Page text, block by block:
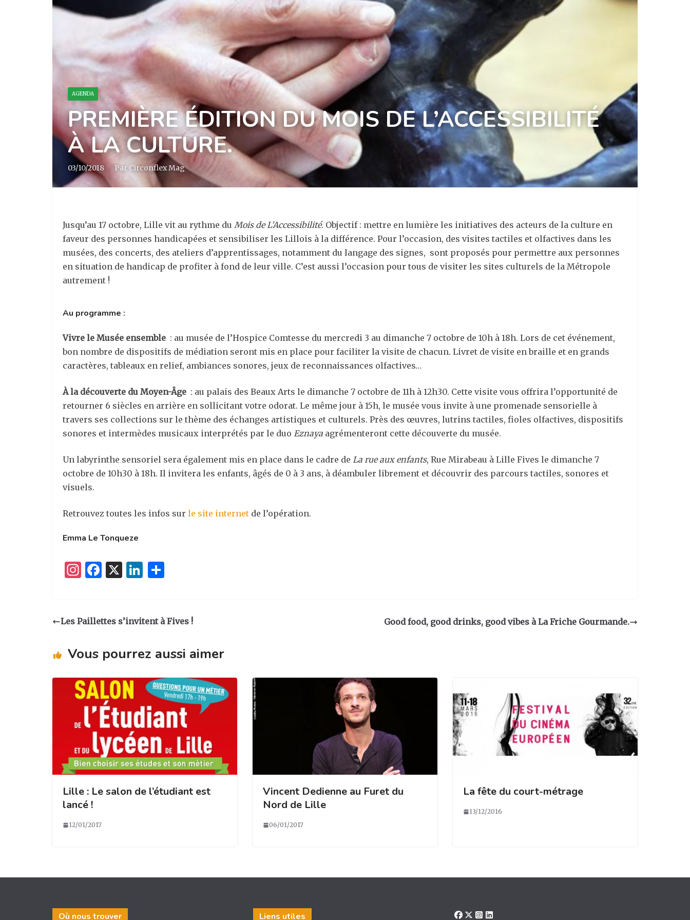
AGENDA
PREMIÈRE ÉDITION DU MOIS DE L’ACCESSIBILITÉ
À LA CULTURE.
03/10/2018 · Par Circonflex Mag
Jusqu’au 17 octobre, Lille vit au rythme du Mois de L’Accessibilité. Objectif : mettre en lumière les initiatives des acteurs de la culture en
faveur des personnes handicapées et sensibiliser les Lillois à la différence. Pour l’occasion, des visites tactiles et olfactives dans les
musées, des concerts, des ateliers d’apprentissages, notamment du langage des signes, sont proposés pour permettre aux personnes
en situation de handicap de profiter à fond de leur ville. C’est aussi l’occasion pour tous de visiter les sites culturels de la Métropole
autrement !
Au programme :
Vivre le Musée ensemble : au musée de l’Hospice Comtesse du mercredi 3 au dimanche 7 octobre de 10h à 18h. Lors de cet événement,
bon nombre de dispositifs de médiation seront mis en place pour faciliter la visite de chacun. Livret de visite en braille et en grands
caractères, tableaux en relief, ambiances sonores, jeux de reconnaissances olfactives…
À la découverte du Moyen-Âge : au palais des Beaux Arts le dimanche 7 octobre de 11h à 12h30. Cette visite vous offrira l’opportunité de
retourner 6 siècles en arrière en sollicitant votre odorat. Le même jour à 15h, le musée vous invite à une promenade sensorielle à
travers ses collections sur le thème des échanges artistiques et culturels. Près des œuvres, lutrins tactiles, fioles olfactives, dispositifs
sonores et intermèdes musicaux interprétés par le duo Eznaya agrémenteront cette découverte du musée.
Un labyrinthe sensoriel sera également mis en place dans le cadre de La rue aux enfants, Rue Mirabeau à Lille Fives le dimanche 7
octobre de 10h30 à 18h. Il invitera les enfants, âgés de 0 à 3 ans, à déambuler librement et découvrir des parcours tactiles, sonores et
visuels.
Retrouvez toutes les infos sur le site internet de l’opération.
Emma Le Tonqueze
I
a
ra
F
e
o
k
X
Li
e
n
g
Les Paillettes s’invitent à Fives ! Good food, good drinks, good vibes à La Friche Gourmande.
Vous pourrez aussi aimer
Lille : Le salon de l’étudiant est
lancé !
12/01/2017
Vincent Dedienne au Furet du
Nord de Lille
06/01/2017
La fête du court-métrage
13/12/2016
Où nous trouver Liens utiles